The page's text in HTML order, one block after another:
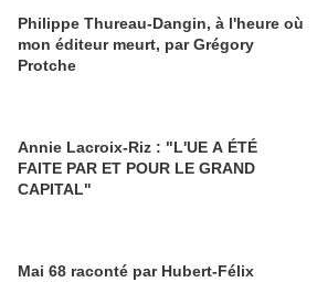
Philippe Thureau-Dangin, à l'heure où
mon éditeur meurt, par Grégory
Protche
Annie Lacroix-Riz : "L'UE A ÉTÉ
FAITE PAR ET POUR LE GRAND
CAPITAL"
Mai 68 raconté par Hubert-Félix